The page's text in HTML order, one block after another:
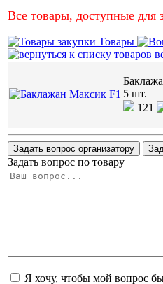
Все товары, доступные для
Товары
5 шт.
121
Задать вопрос организатору
Задать вопрос по товару
Я хочу, чтобы мой вопрос